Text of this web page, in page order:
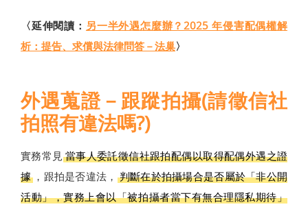
〈延伸閱讀： 另一半外遇怎麼辦？2025 年侵害配偶權解
析：提告、求償與法律問答－法巢〉
外遇蒐證－跟蹤拍攝(請徵信社
拍照有違法嗎?)
實務常見 當事人委託徵信社跟拍配偶以取得配偶外遇之證
據 ，跟拍是否違法， 判斷在於拍攝場合是否屬於「非公開
活動」，實務上會以「被拍攝者當下有無合理隱私期待」